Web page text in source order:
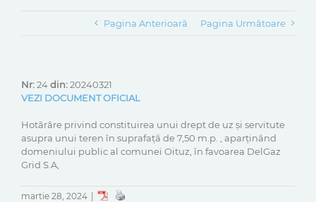
Pagina Anterioară Pagina Următoare
Nr:24din:20240321
VEZI DOCUMENT OFICIAL
Hotărâre privind constituirea unui drept de uz și servitute
asupra unui teren în suprafață de 7,50 m.p. , aparținând
domeniului public al comunei Oituz, în favoarea DelGaz
Grid S.A,
martie 28, 2024